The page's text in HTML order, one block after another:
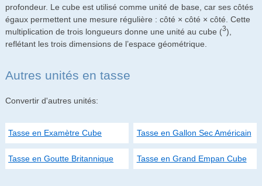
profondeur. Le cube est utilisé comme unité de base, car ses côtés
égaux permettent une mesure régulière : côté × côté × côté. Cette
multiplication de trois longueurs donne une unité au cube (3),
reflétant les trois dimensions de l’espace géométrique.
Autres unités en tasse
Convertir d'autres unités:
Tasse en Examètre Cube Tasse en Gallon Sec Américain
Tasse en Goutte Britannique Tasse en Grand Empan Cube